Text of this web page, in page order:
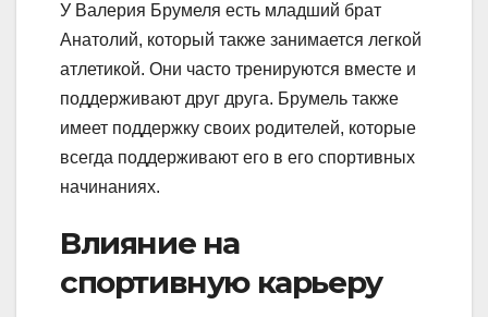
У Валерия Брумеля есть младший брат
Анатолий, который также занимается легкой
атлетикой. Они часто тренируются вместе и
поддерживают друг друга. Брумель также
имеет поддержку своих родителей, которые
всегда поддерживают его в его спортивных
начинаниях.
Влияние на
спортивную карьеру